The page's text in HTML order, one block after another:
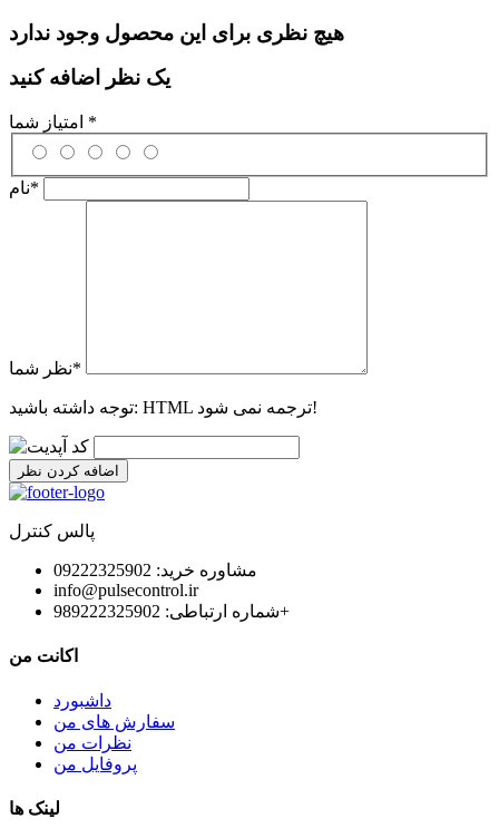
هیچ نظری برای این محصول وجود ندارد
یک نظر اضافه کنید
*
نام*
نظر شما*
توجه داشته باشید: HTML ترجمه نمی شود!
اضافه کردن نظر
پالس کنترل
مشاوره خرید: 09222325902
info@pulsecontrol.ir
شماره ارتباطی: 989222325902+
اکانت من
داشبورد
سفارش های من
نظرات من
پروفایل من
لینک ها